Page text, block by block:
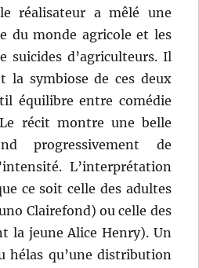
réalisateur a mêlé une
du monde agricole et les
suicides d’agriculteurs. Il
la symbiose de ces deux
équilibre entre comédie
récit montre une belle
progressivement de
L’interprétation
ce soit celle des adultes
Clairefond) ou celle des
la jeune Alice Henry). Un
hélas qu’une distribution